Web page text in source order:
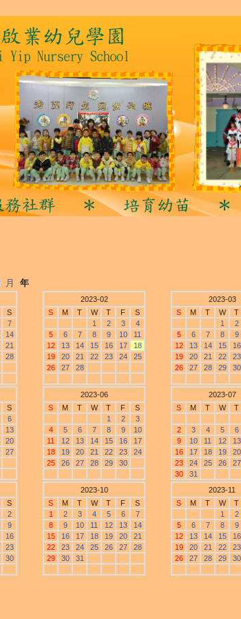
月 年
S
7
14
21
28
2023-02
S
M T W T F
S
1
2 3
4
5
6 7 8 9 10
11
12
13 14 15 16 17
18
19
20 21 22 23 24
25
26
27 28
2023-03
S
M T W T
1
2
5
6 7 8 9
12
13 14 15 16
19
20 21 22 23
26
27 28 29 30
S
6
13
20
27
2023-06
S
M T W T F
S
1
2
3
4
5 6 7 8 9
10
11
12 13 14 15 16
17
18
19 20 21 22 23
24
25
26 27 28 29 30
2023-07
S
M T W T
2
3 4 5 6
9
10 11 12 13
16
17 18 19 20
23
24 25 26 27
30
31
S
2
9
16
23
30
2023-10
S
M T W T F
S
1
2 3 4 5 6
7
8
9 10 11 12 13
14
15
16 17 18 19 20
21
22
23 24 25 26 27
28
29
30 31
2023-11
S
M T W T
1
2
5
6 7 8 9
12
13 14 15 16
19
20 21 22 23
26
27 28 29 30